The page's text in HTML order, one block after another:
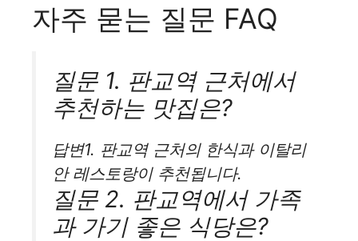
자주 묻는 질문 FAQ
질문 1. 판교역 근처에서
추천하는 맛집은?
답변1. 판교역 근처의 한식과 이탈리
안 레스토랑이 추천됩니다.
질문 2. 판교역에서 가족
과 가기 좋은 식당은?